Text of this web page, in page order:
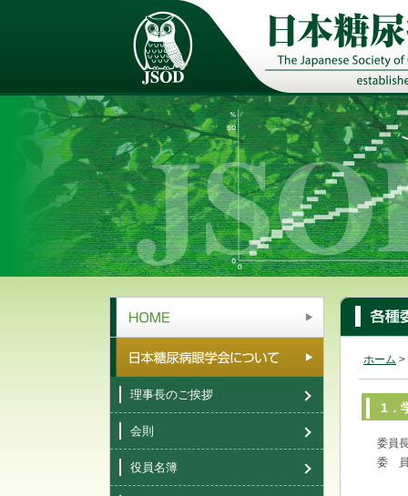
日本糖尿病眼学会について
理事長のご挨拶
会則
役員名簿
ホーム >
1．
委員
委